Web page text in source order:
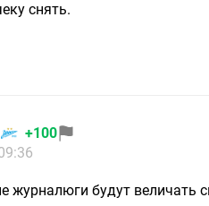
снять.
+100
журналюги будут величать